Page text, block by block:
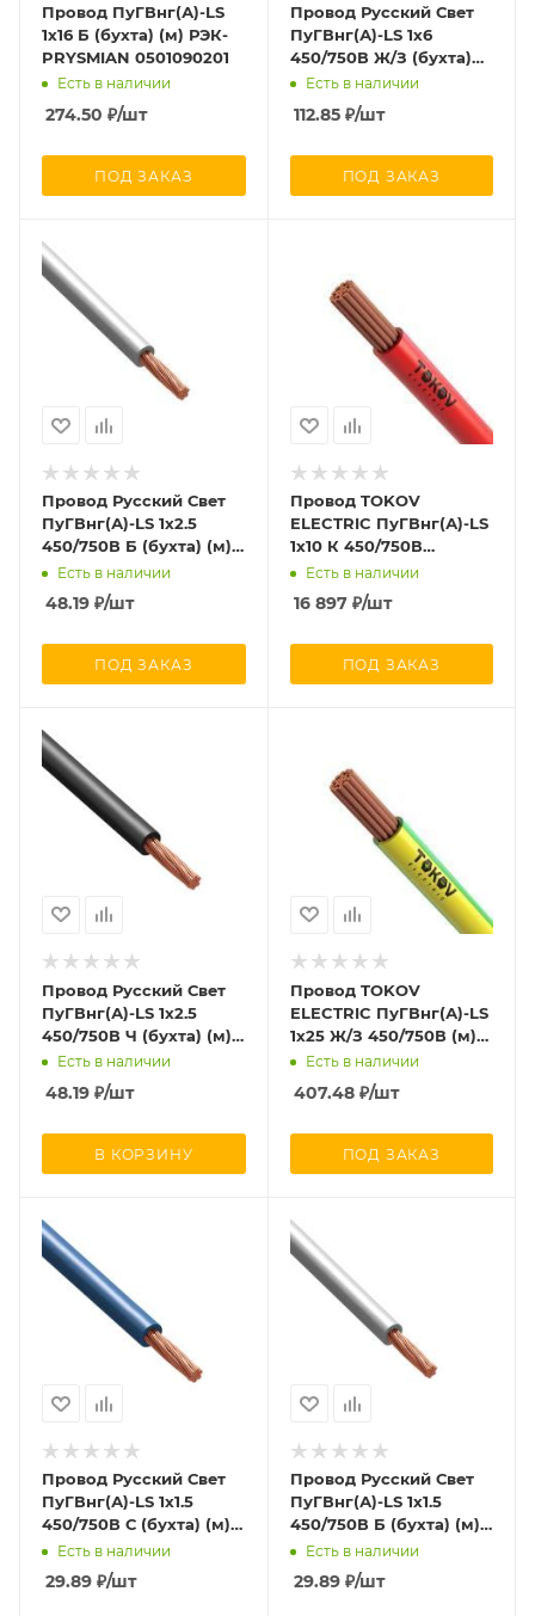
Провод ПуГВнг(А)-LS
1х16 Б (бухта) (м) РЭК-
PRYSMIAN 0501090201
Есть в наличии
274.50 ₽/шт
ПОД ЗАКАЗ
Провод Русский Свет
ПуГВнг(А)-LS 1х6
450/750В Ж/З (бухта)
(м) 987
Есть в наличии
112.85₽/шт
ПОД ЗАКАЗ
Провод Русский Свет
ПуГВнг(А)-LS 1х2.5
450/750В Б (бухта) (м)
975Есть в наличии
48.19 ₽/шт
ПОД ЗАКАЗ
Провод TOKOV
ELECTRIC ПуГВнг(А)-LS
1х10 К 450/750В
(уп.100м) 000011544
Есть в наличии
16 897₽/шт
ПОД ЗАКАЗ
Провод Русский Свет
ПуГВнг(А)-LS 1х2.5
450/750В Ч (бухта) (м)
979Есть в наличии
48.19 ₽/шт
В КОРЗИНУ
Провод TOKOV
ELECTRIC ПуГВнг(А)-LS
1х25 Ж/З 450/750В (м)
00-00029636
Есть в наличии
407.48₽/шт
ПОД ЗАКАЗ
Провод Русский Свет
ПуГВнг(А)-LS 1х1.5
450/750В С (бухта) (м)
972Есть в наличии
29.89 ₽/шт
Провод Русский Свет
ПуГВнг(А)-LS 1х1.5
450/750В Б (бухта) (м)
971Есть в наличии
29.89₽/шт